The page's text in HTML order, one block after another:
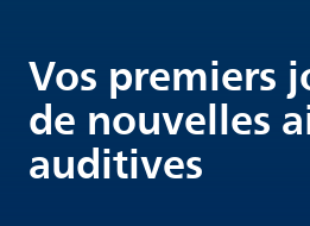
Vos premiers
de nouvelles
auditives